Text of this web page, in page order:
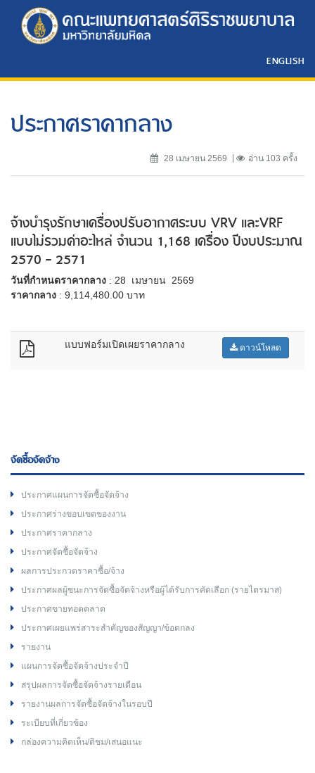
ENGLISH
ประกาศราคากลาง
28 เมษายน 2569 อ่าน 103 ครั้ง
จ้างบำรุงรักษาเครื่องปรับอากาศระบบ VRV และVRF
แบบไม่รวมค่าอะไหล่ จำนวน 1,168 เครื่อง ปีงบประมาณ
2570 - 2571
วันที่กำหนดราคากลาง : 28 เมษายน 2569
ราคากลาง : 9,114,480.00 บาท
แบบฟอร์มเปิดเผยราคากลาง ดาวน์โหลด
จัดซื้อจัดจ้าง
ประกาศแผนการจัดซื้อจัดจ้าง
ประกาศร่างขอบเขตของงาน
ประกาศราคากลาง
ประกาศจัดซื้อจัดจ้าง
ผลการประกวดราคาซื้อ/จ้าง
ประกาศผลผู้ชนะการจัดซื้อจัดจ้างหรือผู้ได้รับการคัดเลือก (รายไตรมาส)
ประกาศขายทอดตลาด
ประกาศเผยแพร่สาระสำคัญของสัญญา/ข้อตกลง
รายงาน
แผนการจัดซื้อจัดจ้างประจำปี
สรุปผลการจัดซื้อจัดจ้างรายเดือน
รายงานผลการจัดซื้อจัดจ้างในรอบปี
ระเบียบที่เกี่ยวข้อง
กล่องความคิดเห็น/ติชม/เสนอแนะ